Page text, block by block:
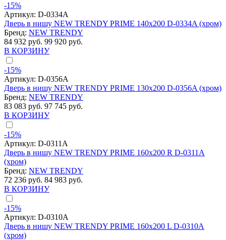
-15%
Артикул: D-0334A
Дверь в нишу NEW TRENDY PRIME 140x200 D-0334A (хром)
Бренд: NEW TRENDY
84 932 руб. 99 920 руб.
В КОРЗИНУ
-15%
Артикул: D-0356A
Дверь в нишу NEW TRENDY PRIME 130x200 D-0356A (хром)
Бренд: NEW TRENDY
83 083 руб. 97 745 руб.
В КОРЗИНУ
-15%
Артикул: D-0311A
Дверь в нишу NEW TRENDY PRIME 160x200 R D-0311A
(хром)
Бренд: NEW TRENDY
72 236 руб. 84 983 руб.
В КОРЗИНУ
-15%
Артикул: D-0310A
Дверь в нишу NEW TRENDY PRIME 160x200 L D-0310A
(хром)